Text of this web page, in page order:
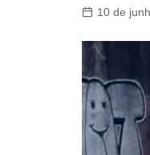
10 de